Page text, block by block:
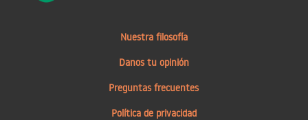
Nuestra filosofía
Danos tu opinión
Preguntas frecuentes
Política de privacidad